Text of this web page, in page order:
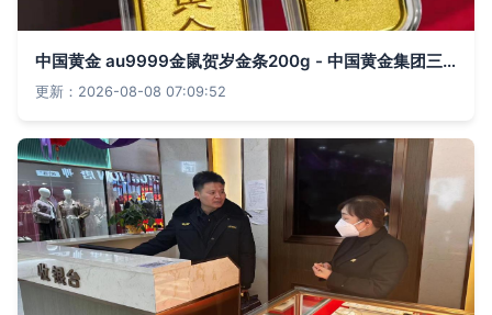
中国黄金 au9999金鼠贺岁金条200g - 中国黄金集团三门峡中原金银制品
更新：2026-08-08 07:09:52